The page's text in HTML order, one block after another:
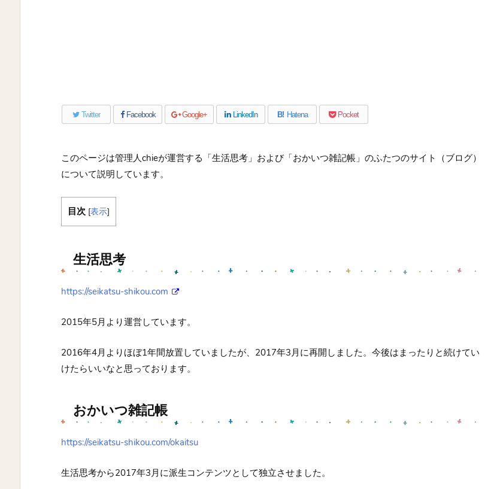
Twitter Facebook Google+ LinkedIn B! Hatena Pocket
このページは管理人chieが運営する「生活思考」および「おかいつ雑記帳」のふたつのサイト（ブログ）
について説明しています。
目次 [表示]
生活思考
https://seikatsu-shikou.com
2015年5月より運営しています。
2016年4月よりほぼ1年間放置していましたが、2017年3月に再開しました。今後はまったりと続けてい
けたらいいなと思っております。
おかいつ雑記帳
https://seikatsu-shikou.com/okaitsu
生活思考から2017年3月に派生コンテンツとして独立させました。